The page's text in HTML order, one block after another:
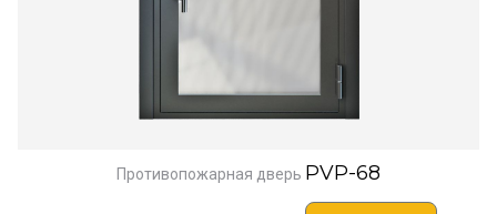
Противопожарная дверь PVP-68